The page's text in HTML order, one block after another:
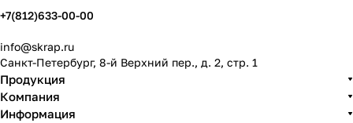
+7(812)633-00-00
info@skrap.ru
Санкт-Петербург, 8-й Верхний пер., д. 2, стр. 1
Продукция
Компания
Информация